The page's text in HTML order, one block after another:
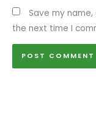
Save my
the next time I